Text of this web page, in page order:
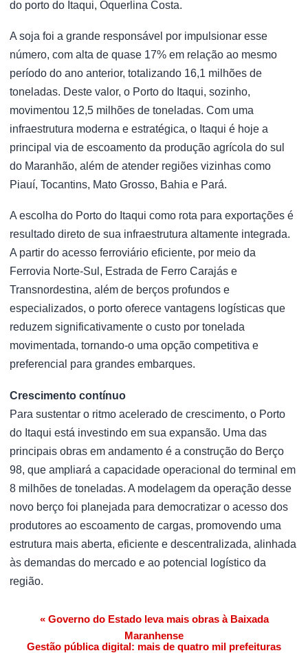
do porto do Itaqui, Oquerlina Costa.
A soja foi a grande responsável por impulsionar esse
número, com alta de quase 17% em relação ao mesmo
período do ano anterior, totalizando 16,1 milhões de
toneladas. Deste valor, o Porto do Itaqui, sozinho,
movimentou 12,5 milhões de toneladas. Com uma
infraestrutura moderna e estratégica, o Itaqui é hoje a
principal via de escoamento da produção agrícola do sul
do Maranhão, além de atender regiões vizinhas como
Piauí, Tocantins, Mato Grosso, Bahia e Pará.
A escolha do Porto do Itaqui como rota para exportações é
resultado direto de sua infraestrutura altamente integrada.
A partir do acesso ferroviário eficiente, por meio da
Ferrovia Norte-Sul, Estrada de Ferro Carajás e
Transnordestina, além de berços profundos e
especializados, o porto oferece vantagens logísticas que
reduzem significativamente o custo por tonelada
movimentada, tornando-o uma opção competitiva e
preferencial para grandes embarques.
Crescimento contínuo
Para sustentar o ritmo acelerado de crescimento, o Porto
do Itaqui está investindo em sua expansão. Uma das
principais obras em andamento é a construção do Berço
98, que ampliará a capacidade operacional do terminal em
8 milhões de toneladas. A modelagem da operação desse
novo berço foi planejada para democratizar o acesso dos
produtores ao escoamento de cargas, promovendo uma
estrutura mais aberta, eficiente e descentralizada, alinhada
às demandas do mercado e ao potencial logístico da
região.
Navegação de Post
« Governo do Estado leva mais obras à Baixada
Maranhense
Gestão pública digital: mais de quatro mil prefeituras